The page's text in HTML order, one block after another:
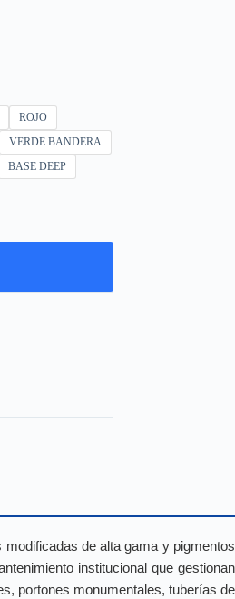
ROJO
VERDE BANDERA
BASE DEEP
de alta gama y pigmentos
institucional que gestionan
portones monumentales, tuberías de